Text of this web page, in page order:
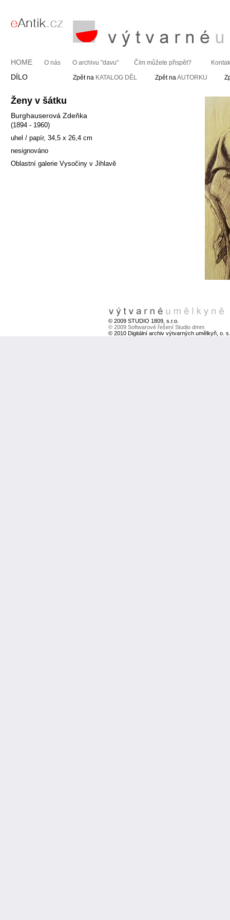
HOME O nás O archivu "davu" Čím můžete přispět?
DÍLO Zpět na KATALOG DĚL Zpět naAUTORKU
Ženy v šátku
Burghauserová Zdeňka
(1894 - 1960)
uhel / papír, 34,5 x 26,4 cm
nesignováno
Oblastní galerie Vysočiny v Jihlavě
© 2009 STUDIO 1809, s.r.o.
© 2009 Softwarové řešení Studio dmm
© 2010 Digitální archiv výtvarných umělkyň, o. s.